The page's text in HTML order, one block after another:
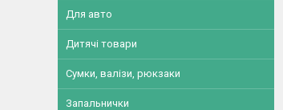
Для авто
Дитячі товари
Сумки, валізи, рюкзаки
Запальнички